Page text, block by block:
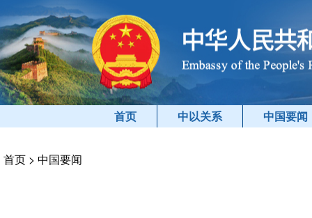
首页 中以关系 中国要闻
首页 > 中国要闻